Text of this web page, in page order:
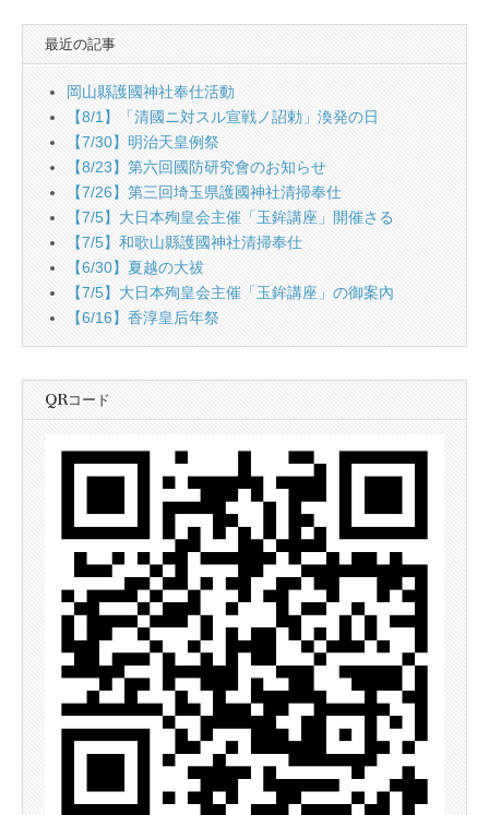
最近の記事
岡山縣護國神社奉仕活動
【8/1】「清國ニ対スル宣戦ノ詔勅」渙発の日
【7/30】明治天皇例祭
【8/23】第六回國防研究會のお知らせ
【7/26】第三回埼玉県護國神社清掃奉仕
【7/5】大日本殉皇会主催「玉鉾講座」開催さる
【7/5】和歌山縣護國神社清掃奉仕
【6/30】夏越の大祓
【7/5】大日本殉皇会主催「玉鉾講座」の御案內
【6/16】香淳皇后年祭
QRコード